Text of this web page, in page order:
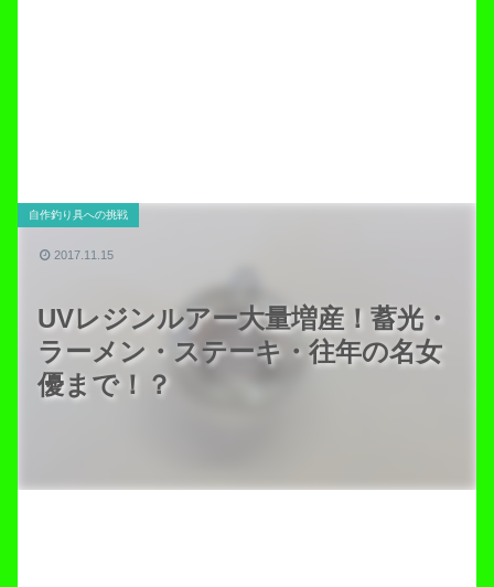
UVレジンルアー大量増産！蓄光・
ラーメン・ステーキ・往年の名女
優まで！？
自作釣り具への挑戦
2017.11.15